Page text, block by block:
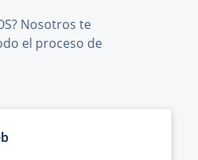
Nosotros te
el proceso de